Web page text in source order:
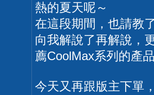
熱的夏天呢～
在這段期間，也請教
向我解說了再解說，
薦CoolMax系列的產
今天又再跟版主下單